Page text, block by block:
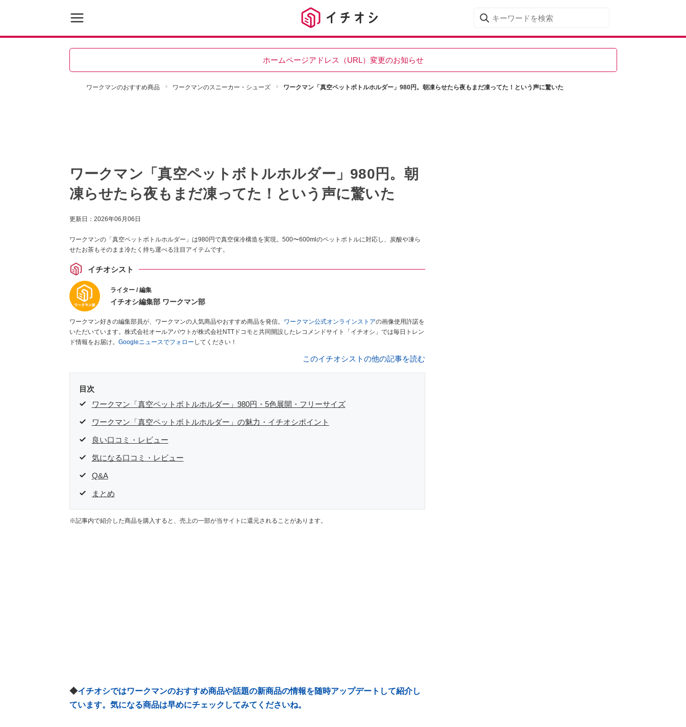
ホームページアドレス（URL）変更のお知らせ
ワークマンのおすすめ商品 ワークマンのスニーカー・シューズ ワークマン「真空ペットボトルホルダー」980円。朝凍らせたら夜もまだ凍ってた！という声に驚いた
ワークマン「真空ペットボトルホルダー」980円。朝
凍らせたら夜もまだ凍ってた！という声に驚いた
更新日： 2026年06月06日
ワークマンの「真空ペットボトルホルダー」は980円で真空保冷構造を実現。500〜600mlのペットボトルに対応し、炭酸や凍ら
せたお茶もそのまま冷たく持ち運べる注目アイテムです。
イチオシスト
ライター / 編集
イチオシ編集部 ワークマン部
ワークマン好きの編集部員が、ワークマンの人気商品やおすすめ商品を発信。 ワークマン公式オンラインストアの画像使用許諾を
いただいています。株式会社オールアバウトが株式会社NTTドコモと共同開設したレコメンドサイト「イチオシ」では毎日トレン
ド情報をお届け。 Googleニュースでフォロー してください！
このイチオシストの他の記事を読む
目次
ワークマン「真空ペットボトルホルダー」980円・5色展開・フリーサイズ
ワークマン「真空ペットボトルホルダー」の魅力・イチオシポイント
良い口コミ・レビュー
気になる口コミ・レビュー
Q&A
まとめ
※記事内で紹介した商品を購入すると、売上の一部が当サイトに還元されることがあります。
◆イチオシではワークマンのおすすめ商品や話題の新商品の情報を随時アップデートして紹介し
ています。気になる商品は早めにチェックしてみてくださいね。